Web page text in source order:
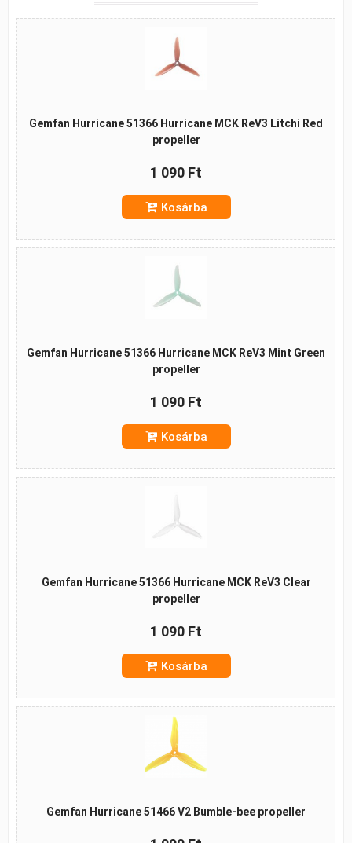
Gemfan Hurricane 51366 Hurricane MCK ReV3 Litchi Red
propeller
1 090 Ft
Kosárba
Gemfan Hurricane 51366 Hurricane MCK ReV3 Mint Green
propeller
1 090 Ft
Kosárba
Gemfan Hurricane 51366 Hurricane MCK ReV3 Clear
propeller
1 090 Ft
Kosárba
Gemfan Hurricane 51466 V2 Bumble-bee propeller